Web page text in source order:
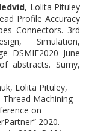
, Lolita Pituley
Profile Accuracy
Connectors. 3rd
Simulation,
DSMIE2020 June
abstracts. Sumy,
Lolita Pituley,
Machining
on
2020.